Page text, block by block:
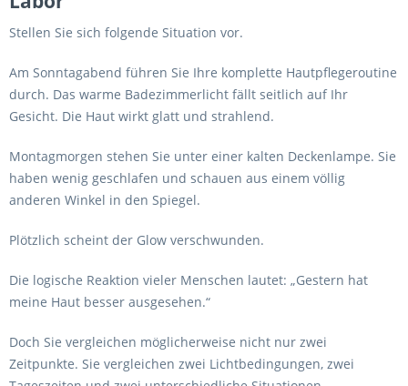
Stellen Sie sich folgende Situation vor.
Am Sonntagabend führen Sie Ihre komplette Hautpflegeroutine
durch. Das warme Badezimmerlicht fällt seitlich auf Ihr
Gesicht. Die Haut wirkt glatt und strahlend.
Montagmorgen stehen Sie unter einer kalten Deckenlampe. Sie
haben wenig geschlafen und schauen aus einem völlig
anderen Winkel in den Spiegel.
Plötzlich scheint der Glow verschwunden.
Die logische Reaktion vieler Menschen lautet: „Gestern hat
meine Haut besser ausgesehen.“
Doch Sie vergleichen möglicherweise nicht nur zwei
Zeitpunkte. Sie vergleichen zwei Lichtbedingungen, zwei